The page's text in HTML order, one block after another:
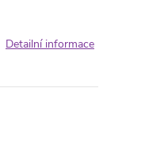
Detailní informace